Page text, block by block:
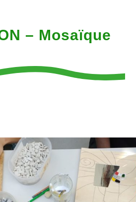
– Mosaïque